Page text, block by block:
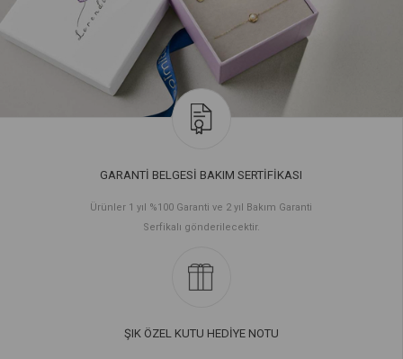
GARANTİ BELGESİ BAKIM SERTİFİKASI
Ürünler 1 yıl %100 Garanti ve 2 yıl Bakım Garanti
Serfikalı gönderilecektir.
ŞIK ÖZEL KUTU HEDİYE NOTU